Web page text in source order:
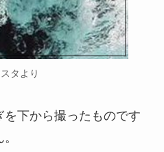
タより
下から撮ったものです